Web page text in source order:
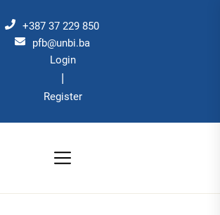
+387 37 229 850
pfb@unbi.ba
Login
|
Register